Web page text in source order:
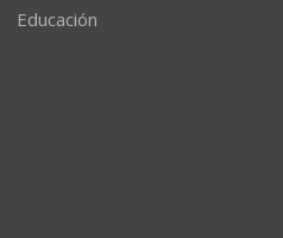
Educación